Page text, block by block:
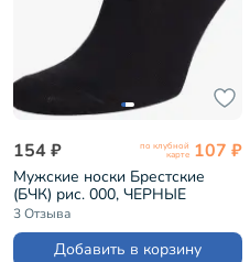
154 ₽ по клубной
карте 107 ₽
Мужские носки Брестские
(БЧК) рис. 000, ЧЕРНЫЕ
(14С2124)
3 Отзыва
Добавить в корзину